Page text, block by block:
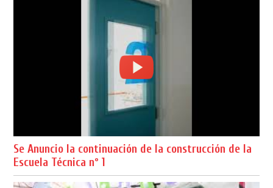
Se Anuncio la continuación de la construcción de la
Escuela Técnica nº 1